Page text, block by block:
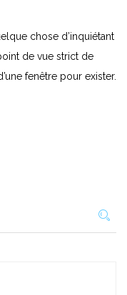
chose d’inquiétant
de vue strict de
fenêtre pour exister.